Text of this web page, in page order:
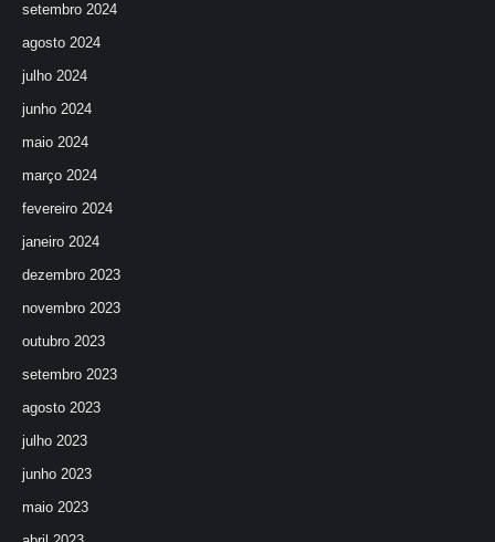
setembro 2024
agosto 2024
julho 2024
junho 2024
maio 2024
março 2024
fevereiro 2024
janeiro 2024
dezembro 2023
novembro 2023
outubro 2023
setembro 2023
agosto 2023
julho 2023
junho 2023
maio 2023